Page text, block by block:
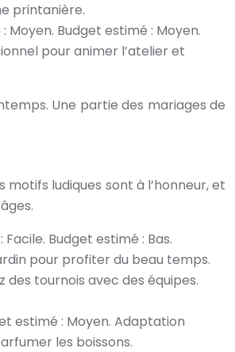
printanière.
Budget estimé : Moyen.
pour animer l’atelier et
Une partie des mariages de
ludiques sont à l’honneur, et
Budget estimé : Bas.
pour profiter du beau temps.
des tournois avec des équipes.
estimé : Moyen. Adaptation
les boissons.